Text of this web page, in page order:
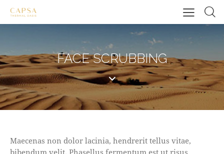
FACE SCRUBBING
Maecenas non dolor lacinia, hendrerit tellus vitae,